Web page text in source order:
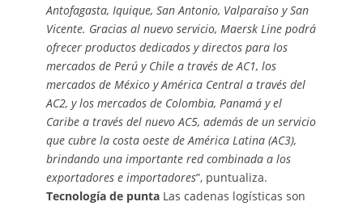
Antofagasta, Iquique, San Antonio, Valparaíso y San
Vicente. Gracias al nuevo servicio, Maersk Line podrá
ofrecer productos dedicados y directos para los
mercados de Perú y Chile a través de AC1, los
mercados de México y América Central a través del
AC2, y los mercados de Colombia, Panamá y el
Caribe a través del nuevo AC5, además de un servicio
que cubre la costa oeste de América Latina (AC3),
brindando una importante red combinada a los
exportadores e importadores”, puntualiza.
Tecnología de puntaLas cadenas logísticas son